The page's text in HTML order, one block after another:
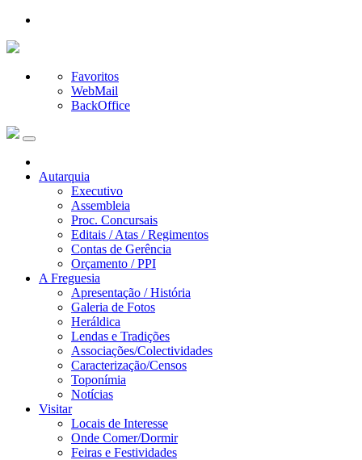
Favoritos
WebMail
BackOffice
Autarquia
Executivo
Assembleia
Proc. Concursais
Editais / Atas / Regimentos
Contas de Gerência
Orçamento / PPI
A Freguesia
Apresentação / História
Galeria de Fotos
Heráldica
Lendas e Tradições
Associações/Colectividades
Caracterização/Censos
Toponímia
Notícias
Visitar
Locais de Interesse
Onde Comer/Dormir
Feiras e Festividades